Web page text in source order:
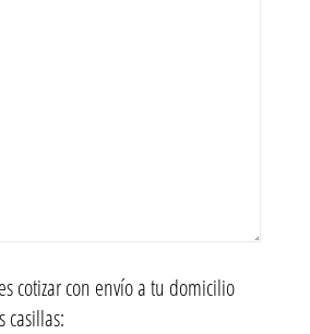
cotizar con envío a tu domicilio
casillas: